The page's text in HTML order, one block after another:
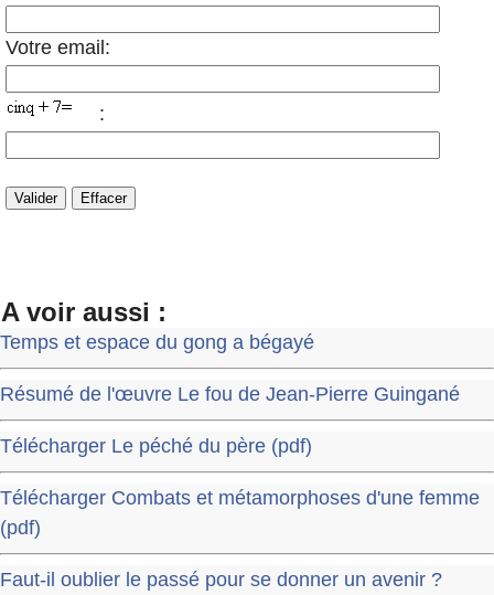
Votre email:
:
A voir aussi :
Temps et espace du gong a bégayé
Résumé de l'œuvre Le fou de Jean-Pierre Guingané
Télécharger Le péché du père (pdf)
Télécharger Combats et métamorphoses d'une femme
(pdf)
Faut-il oublier le passé pour se donner un avenir ?